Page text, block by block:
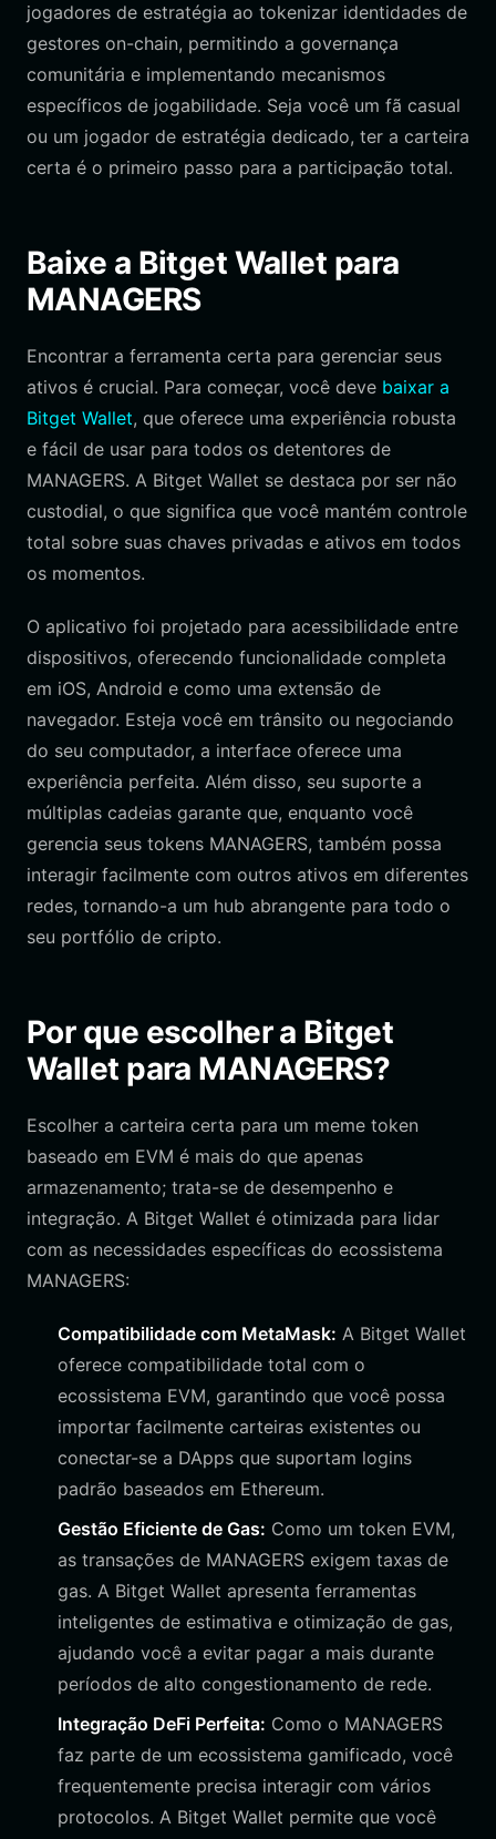
jogadores de estratégia ao tokenizar identidades de
gestores on-chain, permitindo a governança
comunitária e implementando mecanismos
específicos de jogabilidade. Seja você um fã casual
ou um jogador de estratégia dedicado, ter a carteira
certa é o primeiro passo para a participação total.
Baixe a Bitget Wallet para
MANAGERS
Encontrar a ferramenta certa para gerenciar seus
ativos é crucial. Para começar, você deve baixar a
Bitget Wallet, que oferece uma experiência robusta
e fácil de usar para todos os detentores de
MANAGERS. A Bitget Wallet se destaca por ser não
custodial, o que significa que você mantém controle
total sobre suas chaves privadas e ativos em todos
os momentos.
O aplicativo foi projetado para acessibilidade entre
dispositivos, oferecendo funcionalidade completa
em iOS, Android e como uma extensão de
navegador. Esteja você em trânsito ou negociando
do seu computador, a interface oferece uma
experiência perfeita. Além disso, seu suporte a
múltiplas cadeias garante que, enquanto você
gerencia seus tokens MANAGERS, também possa
interagir facilmente com outros ativos em diferentes
redes, tornando-a um hub abrangente para todo o
seu portfólio de cripto.
Por que escolher a Bitget
Wallet para MANAGERS?
Escolher a carteira certa para um meme token
baseado em EVM é mais do que apenas
armazenamento; trata-se de desempenho e
integração. A Bitget Wallet é otimizada para lidar
com as necessidades específicas do ecossistema
MANAGERS:
Compatibilidade com MetaMask: A Bitget Wallet
oferece compatibilidade total com o
ecossistema EVM, garantindo que você possa
importar facilmente carteiras existentes ou
conectar-se a DApps que suportam logins
padrão baseados em Ethereum.
Gestão Eficiente de Gas: Como um token EVM,
as transações de MANAGERS exigem taxas de
gas. A Bitget Wallet apresenta ferramentas
inteligentes de estimativa e otimização de gas,
ajudando você a evitar pagar a mais durante
períodos de alto congestionamento de rede.
Integração DeFi Perfeita: Como o MANAGERS
faz parte de um ecossistema gamificado, você
frequentemente precisa interagir com vários
protocolos. A Bitget Wallet permite que você